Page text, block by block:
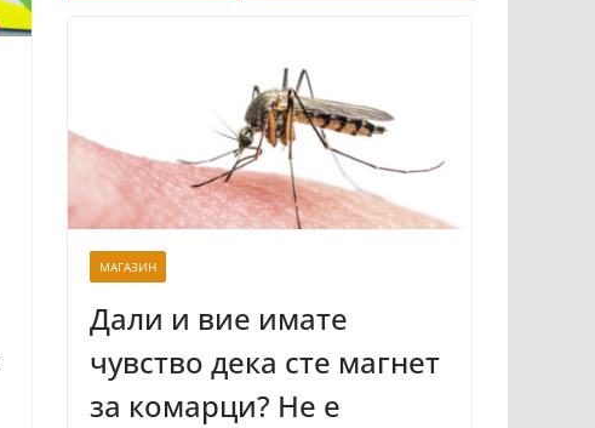
МАГАЗИН
Дали и вие имате
чувство дека сте магнет
за комарци? Не е